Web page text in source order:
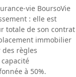
vie BoursoVie
: elle est
totale de son contrat
immobilier
règles
à 50%.